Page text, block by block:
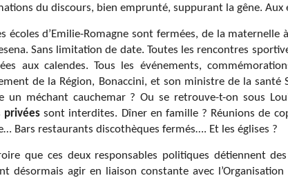
du discours, bien emprunté, suppurant la gêne.
écoles d’Emilie-Romagne sont fermées, de la
Sans limitation de date. Toutes les rencontres
aux calendes. Tous les événements,
de la Région, Bonaccini, et son ministre de la santé
un méchant cauchemar ? Ou se retrouve-t-on sous
privées sont interdites. Dîner en famille ? Réunions de
Bars restaurants discothèques fermés…. Et les églises ?
que ces deux responsables politiques détiennent
désormais agir en liaison constante avec